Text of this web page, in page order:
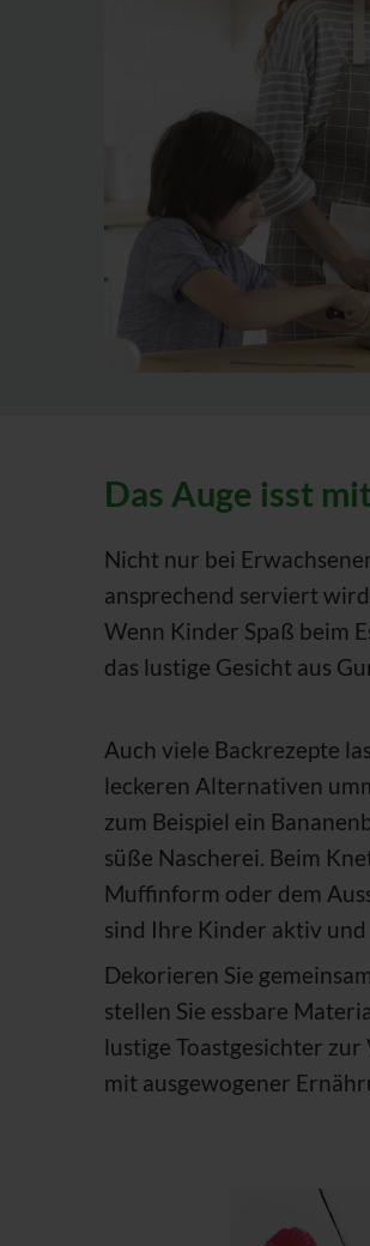
Das Auge isst mit
Nicht nur bei
ansprechend serviert
Wenn Kinder Spaß beim
das lustige Gesicht aus
Auch viele Backrezepte
leckeren Alternativen
zum Beispiel ein
süße Nascherei. Beim
Muffinform oder dem
sind Ihre Kinder aktiv
Dekorieren Sie
stellen Sie essbare
lustige Toastgesichter zur
mit ausgewogener